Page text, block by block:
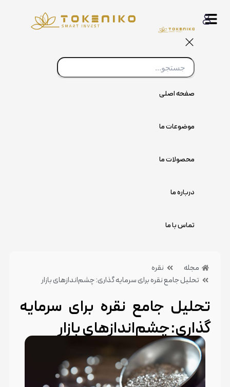
صفحه اصلی
موضوعات ما
محصولات ما
درباره ما
تماس با ما
مجله
نقره
تحلیل جامع نقره برای سرمایه گذاری: چشم‌اندازهای بازار
تحلیل جامع نقره برای سرمایه
گذاری: چشم‌اندازهای بازار
21 خرداد 1404